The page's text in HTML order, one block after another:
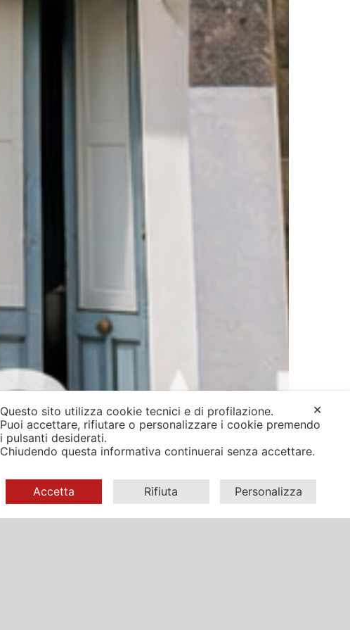
✕
Questo sito utilizza cookie tecnici e di profilazione.
Puoi accettare, rifiutare o personalizzare i cookie premendo
i pulsanti desiderati.
Chiudendo questa informativa continuerai senza accettare.
Accetta Rifiuta Personalizza